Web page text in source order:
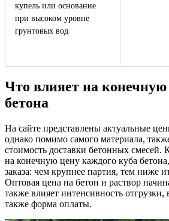
купель или основание
при высоком уровне
грунтовых вод
Что влияет на конечную
бетона
На сайте представлены актуальные
однако помимо самого материала,
стоимость доставки бетонных смесей.
на конечную цену каждого куба
заказа: чем крупнее партия, тем ниже
Оптовая цена на бетон и раствор
также влияет интенсивность отгрузки,
также форма оплаты.